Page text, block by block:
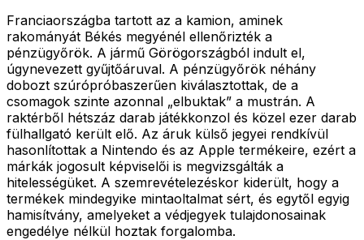
Franciaországba tartott az a kamion, aminek
rakományát Békés megyénél ellenőrizték a
pénzügyőrök. A jármű Görögországból indult el,
úgynevezett gyűjtőáruval. A pénzügyőrök néhány
dobozt szúrópróbaszerűen kiválasztottak, de a
csomagok szinte azonnal „elbuktak” a mustrán. A
raktérből hétszáz darab játékkonzol és közel ezer darab
fülhallgató került elő. Az áruk külső jegyei rendkívül
hasonlítottak a Nintendo és az Apple termékeire, ezért a
márkák jogosult képviselői is megvizsgálták a
hitelességüket. A szemrevételezéskor kiderült, hogy a
termékek mindegyike mintaoltalmat sért, és egytől egyig
hamisítvány, amelyeket a védjegyek tulajdonosainak
engedélye nélkül hoztak forgalomba.